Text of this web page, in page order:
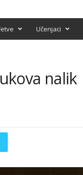
Učenjaci
nalik